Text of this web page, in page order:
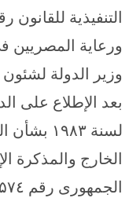
ورعاية المصريين
وزير الدولة
لسنة
الخارج والمذكرة